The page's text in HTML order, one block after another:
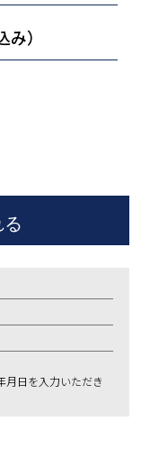
み）
月日を入力いただき